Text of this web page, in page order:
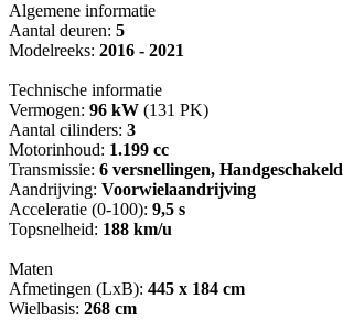
Algemene informatie
Aantal deuren: 5
Modelreeks: 2016 - 2021
Technische informatie
Vermogen: 96 kW (131 PK)
Aantal cilinders: 3
Motorinhoud: 1.199 cc
Transmissie: 6 versnellingen, Handgeschakeld
Aandrijving: Voorwielaandrijving
Acceleratie (0-100): 9,5 s
Topsnelheid: 188 km/u
Maten
Afmetingen (LxB): 445 x 184 cm
Wielbasis: 268 cm